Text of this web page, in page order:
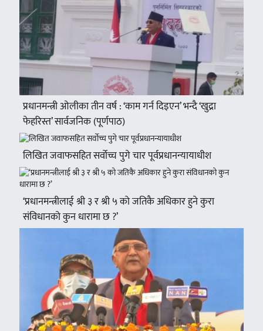
प्रधानमन्त्री ओलीका तीन वर्ष : ‘काम गर्न दिइएन’ भन्दै ‘खुद्रा
फेहरिस्त’ सार्वजनिक (पूर्णपाठ)
लिखित जवाफसहित सर्वोच्च पुगे चार पूर्वप्रधानन्यायाधीश
‘प्रधानमन्त्रीलाई श्री ३ र श्री ५ को जतिकै अधिकार हुने कुरा
संविधानको कुन धारामा छ ?’